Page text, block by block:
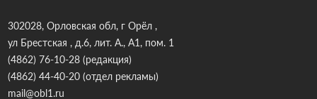
302028, Орловская обл, г Орёл ,
ул Брестская , д.6, лит. А., А1, пом. 1
(4862) 76-10-28(редакция)
(4862) 44-40-20(отдел рекламы)
mail@obl1.ru